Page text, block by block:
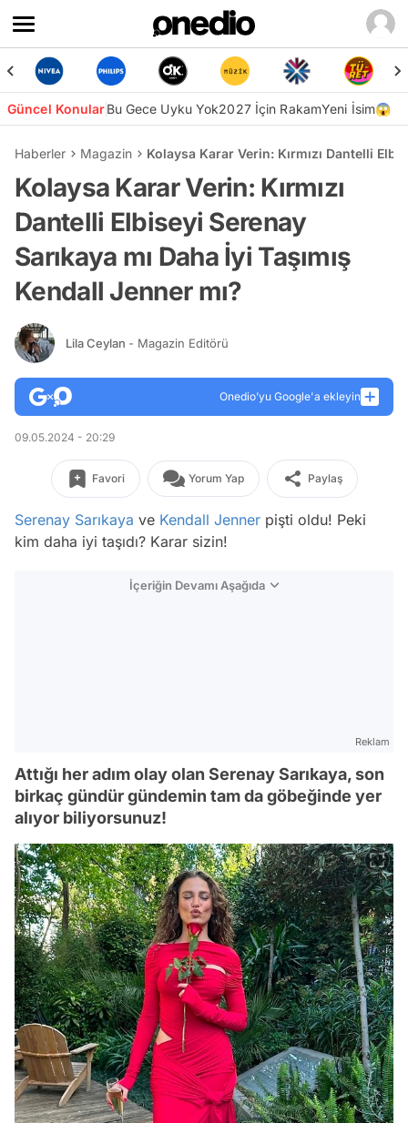
Güncel KonularBu Gece Uyku Yok2027 İçin RakamYeni İsim😱
Haberler Magazin Kolaysa Karar Verin: Kırmızı Dantelli
Kolaysa Karar Verin: Kırmızı
Dantelli Elbiseyi Serenay
Sarıkaya mı Daha İyi Taşımış
Kendall Jenner mı?
Lila Ceylan - Magazin Editörü
Onedio’yu Google'a ekleyin
09.05.2024 - 20:29
Favori Yorum Yap Paylaş
Serenay Sarıkaya ve Kendall Jenner pişti oldu! Peki
kim daha iyi taşıdı? Karar sizin!
İçeriğin Devamı Aşağıda
Reklam
Attığı her adım olay olan Serenay Sarıkaya, son
birkaç gündür gündemin tam da göbeğinde yer
alıyor biliyorsunuz!